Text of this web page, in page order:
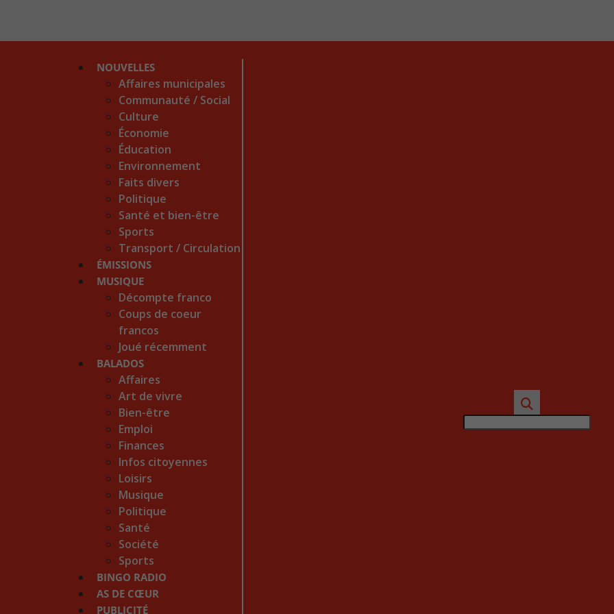
NOUVELLES
Affaires municipales
Communauté / Social
Culture
Économie
Éducation
Environnement
Faits divers
Politique
Santé et bien-être
Sports
Transport / Circulation
ÉMISSIONS
MUSIQUE
Décompte franco
Coups de coeur
francos
Joué récemment
BALADOS
Affaires
Art de vivre
Bien-être
Emploi
Finances
Infos citoyennes
Loisirs
Musique
Politique
Santé
Société
Sports
BINGO RADIO
AS DE CŒUR
PUBLICITÉ